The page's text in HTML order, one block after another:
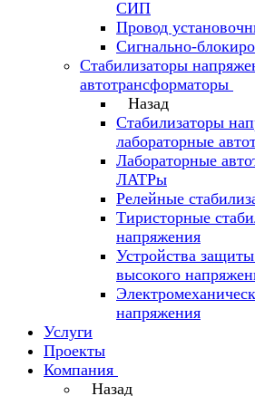
СИП
Провод
Сигнально-
Стабилизаторы
автотрансформаторы
Назад
Стабилизаторы
лабораторные
Лабораторные
ЛАТРы
Релейные
Тиристорные
напряжения
Устройства
высокого
напряжения
Услуги
Проекты
Компания
Назад